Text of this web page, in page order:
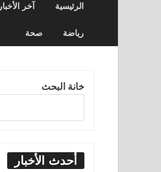
الرئيسية آخر الأخبار
رياضة صحة
خانة البحث
أحدث الأخبار